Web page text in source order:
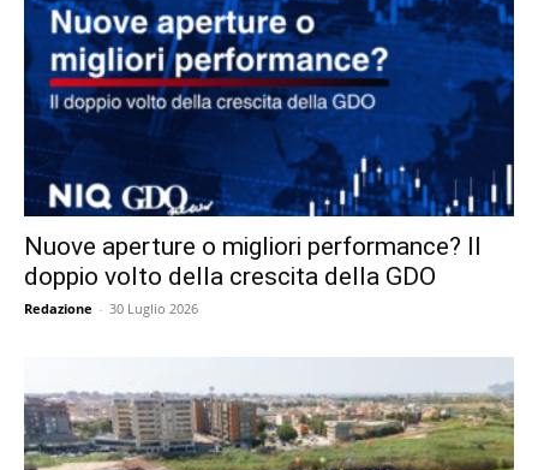
Nuove aperture o migliori performance? Il
doppio volto della crescita della GDO
Redazione - 30 Luglio 2026